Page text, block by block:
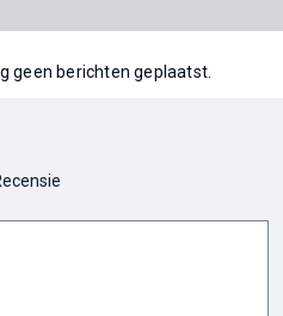
geen berichten geplaatst.